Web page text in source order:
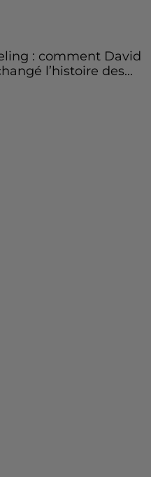
: comment David
l’histoire des...